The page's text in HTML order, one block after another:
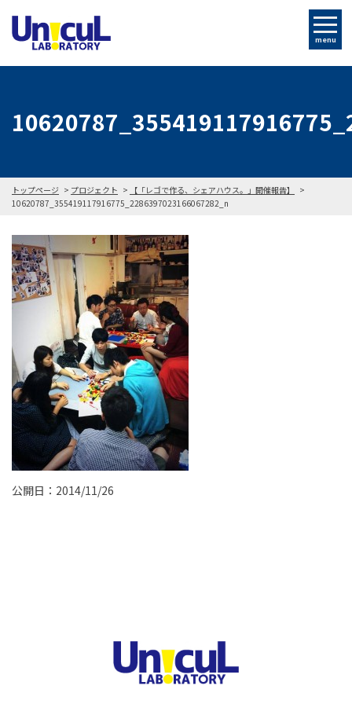
menu
トップページ プロジェクト
【「レゴで作る、シェアハウス。」開催報告】
10620787_355419117916775_2286397023166067282_n
公開日：2014/11/26